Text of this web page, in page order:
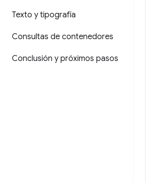
Texto y tipografía
Consultas de contenedores
Conclusión y próximos pasos